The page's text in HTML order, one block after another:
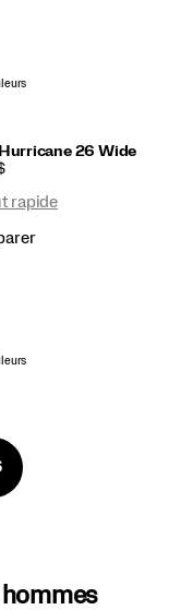
26 Wide
rapide